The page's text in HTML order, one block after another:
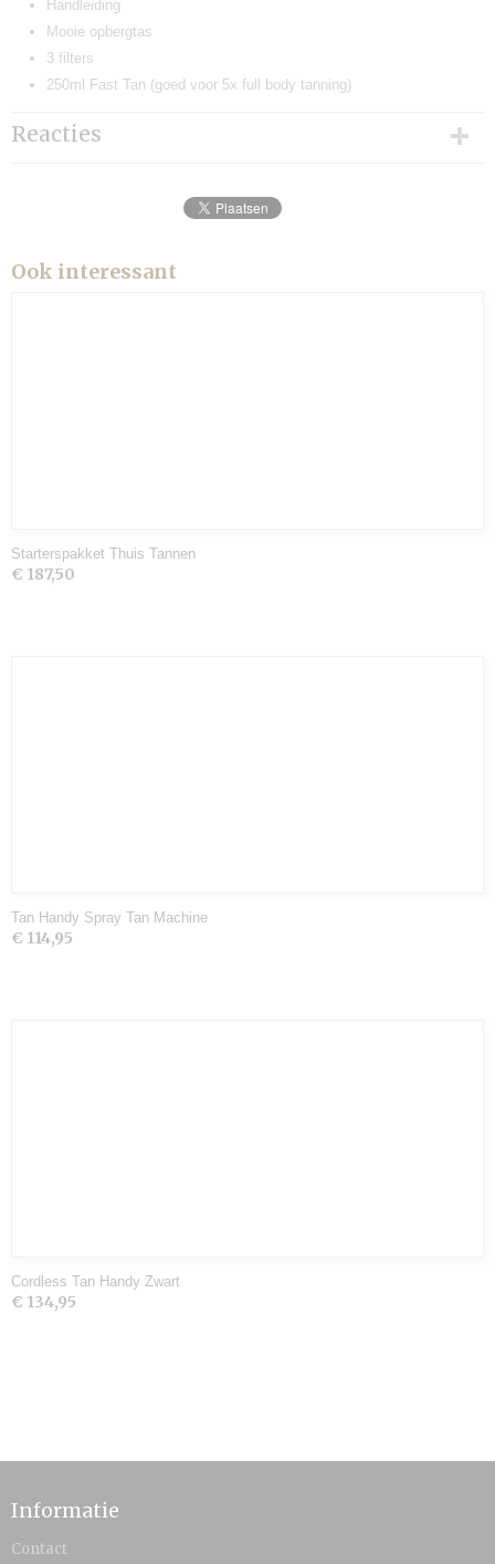
Handleiding
Mooie opbergtas
3 filters
250ml Fast Tan (goed voor 5x full body tanning)
Reacties
Ook interessant
Starterspakket Thuis Tannen
€ 187,50
Tan Handy Spray Tan Machine
€ 114,95
Cordless Tan Handy Zwart
€ 134,95
Informatie
Contact